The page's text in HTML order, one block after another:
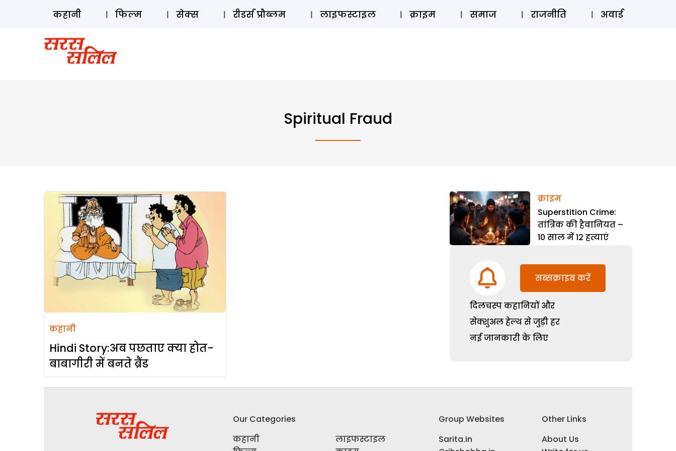
ऑडियो स्टोरी लॉग इन ⚲ SUBSCRIBE
कहानी फिल्म सेक्स रीडर्स प्रौब्लम लाइफस्टाइल क्राइम समाज राजनीति अवार्ड
Spiritual Fraud
कहानी
Hindi Story:अब पछताए क्या होत-
बाबागीरी में बनते ब्रैंड
क्राइम
Superstition Crime:
तांत्रिक की हैवानियत –
10 साल में 12 हत्याएं
दिलचस्प कहानियों और
सेक्शुअल हेल्थ से जुड़ी हर
नई जानकारी के लिए
सब्सक्राइब करें
Our Categories
कहानी
लाइफस्टाइल
Group Websites
Sarita.in
Other Links
About Us